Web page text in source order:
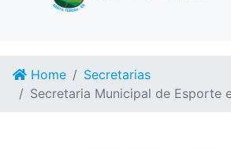
Home
Secretarias
Secretaria Municipal de Esporte